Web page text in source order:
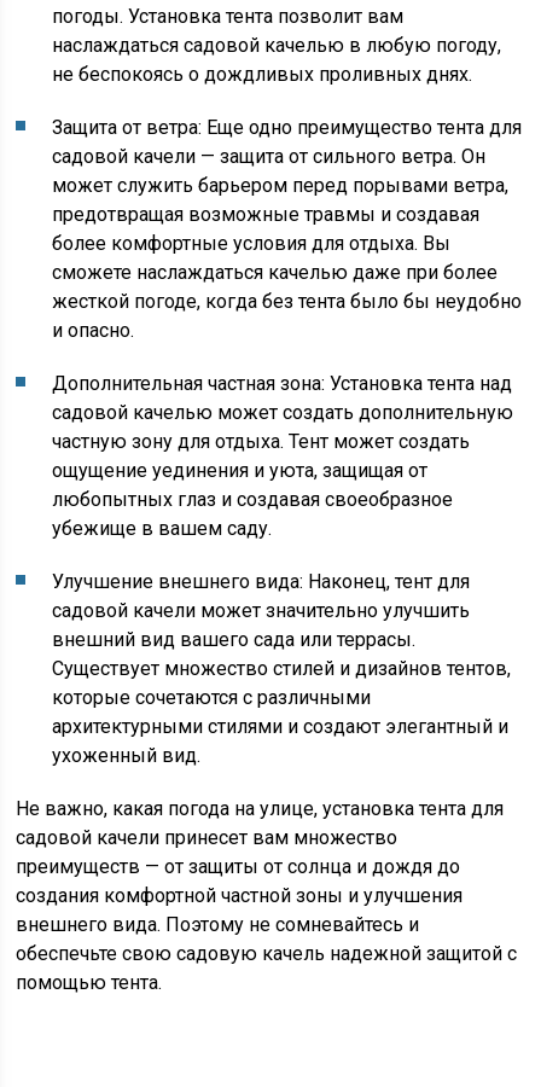
погоды. Установка тента позволит вам
наслаждаться садовой качелью в любую погоду,
не беспокоясь о дождливых проливных днях.
Защита от ветра: Еще одно преимущество тента для
садовой качели — защита от сильного ветра. Он
может служить барьером перед порывами ветра,
предотвращая возможные травмы и создавая
более комфортные условия для отдыха. Вы
сможете наслаждаться качелью даже при более
жесткой погоде, когда без тента было бы неудобно
и опасно.
Дополнительная частная зона: Установка тента над
садовой качелью может создать дополнительную
частную зону для отдыха. Тент может создать
ощущение уединения и уюта, защищая от
любопытных глаз и создавая своеобразное
убежище в вашем саду.
Улучшение внешнего вида: Наконец, тент для
садовой качели может значительно улучшить
внешний вид вашего сада или террасы.
Существует множество стилей и дизайнов тентов,
которые сочетаются с различными
архитектурными стилями и создают элегантный и
ухоженный вид.
Не важно, какая погода на улице, установка тента для
садовой качели принесет вам множество
преимуществ — от защиты от солнца и дождя до
создания комфортной частной зоны и улучшения
внешнего вида. Поэтому не сомневайтесь и
обеспечьте свою садовую качель надежной защитой с
помощью тента.